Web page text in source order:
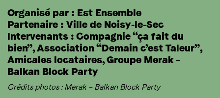
Organisé par : Est Ensemble
Partenaire : Ville de Noisy-le-Sec
Intervenants : Compagnie “ça fait du
bien”, Association “Demain c’est Taleur”,
Amicales locataires, Groupe Merak –
Balkan Block Party
Crédits photos : Merak – Balkan Block Party